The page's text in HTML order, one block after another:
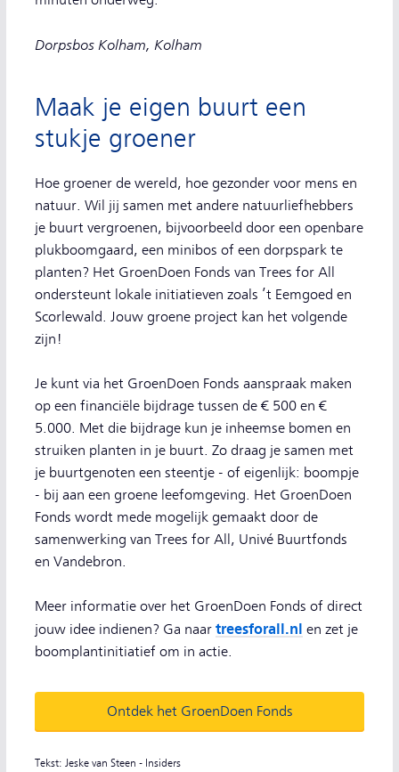
Dorpsbos Kolham, Kolham
Maak je eigen buurt een
stukje groener
Hoe groener de wereld, hoe gezonder voor mens en
natuur. Wil jij samen met andere natuurliefhebbers
je buurt vergroenen, bijvoorbeeld door een openbare
plukboomgaard, een minibos of een dorpspark te
planten? Het GroenDoen Fonds van Trees for All
ondersteunt lokale initiatieven zoals ’t Eemgoed en
Scorlewald. Jouw groene project kan het volgende
zijn!
Je kunt via het GroenDoen Fonds aanspraak maken
op een financiële bijdrage tussen de € 500 en €
5.000. Met die bijdrage kun je inheemse bomen en
struiken planten in je buurt. Zo draag je samen met
je buurtgenoten een steentje - of eigenlijk: boompje
- bij aan een groene leefomgeving. Het GroenDoen
Fonds wordt mede mogelijk gemaakt door de
samenwerking van Trees for All, Univé Buurtfonds
en Vandebron.
Meer informatie over het GroenDoen Fonds of direct
jouw idee indienen? Ga naar treesforall.nl en zet je
boomplantinitiatief om in actie.
Ontdek het GroenDoen Fonds
Tekst: Jeske van Steen - Insiders